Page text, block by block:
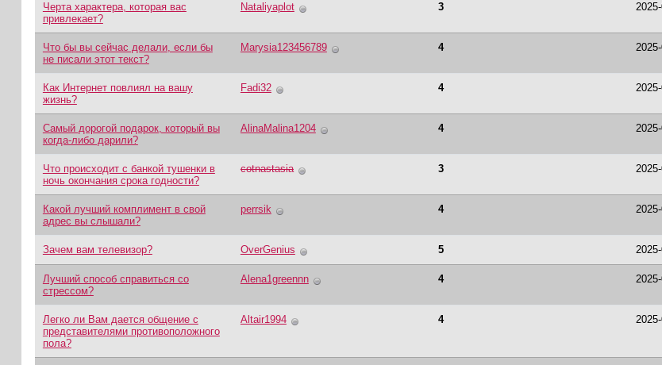
Черта характера, которая вас
привлекает?
Nataliyaplot 3
Что бы вы сейчас делали, если бы
не писали этот текст?
Marysia123456789 4
Как Интернет повлиял на вашу
жизнь?
Fadi32 4
Самый дорогой подарок, который вы
когда-либо дарили?
AlinaMalina1204 4
Что происходит с банкой тушенки в
ночь окончания срока годности?
cotnastasia 3
Какой лучший комплимент в свой
адрес вы слышали?
perrsik 4
Зачем вам телевизор? OverGenius 5
Лучший способ справиться со
стрессом?
Alena1greennn 4
Легко ли Вам дается общение с
представителями противоположного
пола?
Altair1994 4